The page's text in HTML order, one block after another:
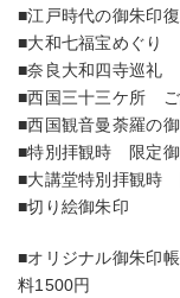
■江戸時代の御朱印
■大和七福宝めぐり
■奈良大和四寺巡礼
■西国三十三ケ所 ご
■西国観音曼荼羅の
■特別拝観時 限定御
■大講堂特別拝観時
■切り絵御朱印
■オリジナル御朱印
料1500円